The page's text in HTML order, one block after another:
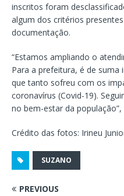
inscritos foram
algum dos critérios
documentação.
“Estamos ampliando o
Para a prefeitura, é de suma
que tanto sofreu com os
coronavírus (Covid-19).
no bem-estar da
Crédito das fotos: Irineu
SUZANO
PREVIOUS